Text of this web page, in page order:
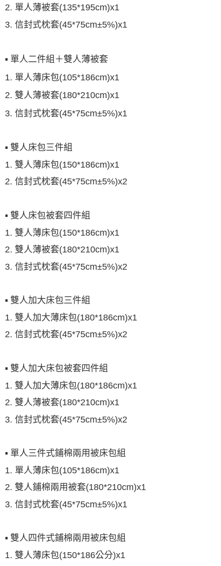
2. 單人薄被套(135*195cm)x1
3. 信封式枕套(45*75cm±5%)x1
▪ 單人二件組＋雙人薄被套
1. 單人薄床包(105*186cm)x1
2. 雙人薄被套(180*210cm)x1
3. 信封式枕套(45*75cm±5%)x1
▪ 雙人床包三件組
1. 雙人薄床包(150*186cm)x1
2. 信封式枕套(45*75cm±5%)x2
▪ 雙人床包被套四件組
1. 雙人薄床包(150*186cm)x1
2. 雙人薄被套(180*210cm)x1
3. 信封式枕套(45*75cm±5%)x2
▪ 雙人加大床包三件組
1. 雙人加大薄床包(180*186cm)x1
2. 信封式枕套(45*75cm±5%)x2
▪ 雙人加大床包被套四件組
1. 雙人加大薄床包(180*186cm)x1
2. 雙人薄被套(180*210cm)x1
3. 信封式枕套(45*75cm±5%)x2
▪ 單人三件式鋪棉兩用被床包組
1. 單人薄床包(105*186cm)x1
2. 雙人鋪棉兩用被套(180*210cm)x1
3. 信封式枕套(45*75cm±5%)x1
▪ 雙人四件式鋪棉兩用被床包組
1. 雙人薄床包(150*186公分)x1